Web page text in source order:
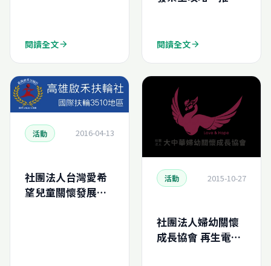
閱讀全文arrow_forward 閱讀全文arrow_forward
活動 2016-04-13
社團法人台灣愛希
望兒童關懷發展協
活動 2015-10-27
社團法人婦幼關懷
成長協會 再生電腦